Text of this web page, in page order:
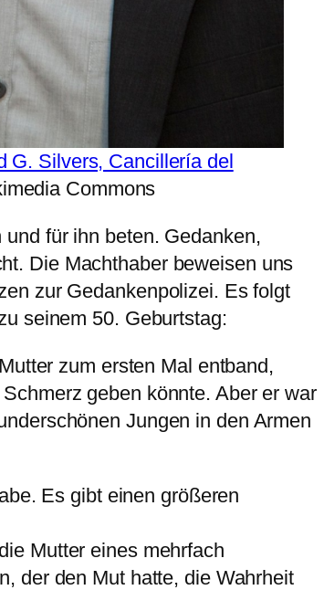
G. Silvers, Cancillería del
Commons
für ihn beten. Gedanken,
Die Machthaber beweisen uns
zur Gedankenpolizei. Es folgt
seinem 50. Geburtstag:
zum ersten Mal entband,
geben könnte. Aber er war
Jungen in den Armen
Es gibt einen größeren
Mutter eines mehrfach
der den Mut hatte, die Wahrheit